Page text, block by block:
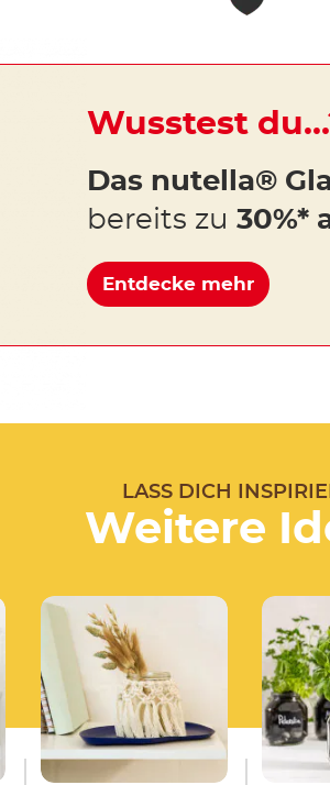
Wusstest
Das nutella®
bereits zu 30%*
Entdecke mehr
LASS DICH
Weitere